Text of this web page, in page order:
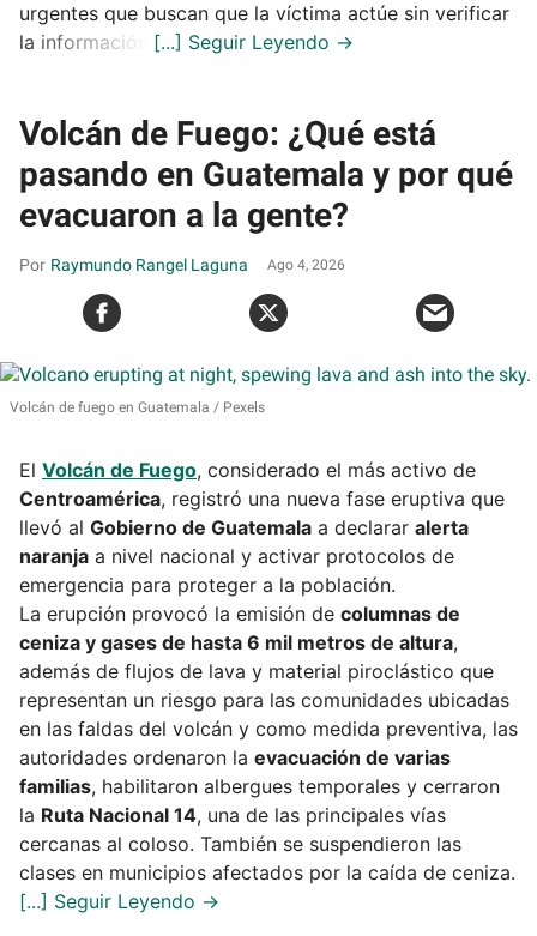
urgentes que buscan que la víctima actúe sin verificar
la información.
Volcán de Fuego: ¿Qué está
pasando en Guatemala y por qué
evacuaron a la gente?
Raymundo Rangel Laguna Ago 4, 2026
Volcán de fuego en Guatemala Pexels
El Volcán de Fuego, considerado el más activo de
Centroamérica, registró una nueva fase eruptiva que
llevó al Gobierno de Guatemala a declarar alerta
naranja a nivel nacional y activar protocolos de
emergencia para proteger a la población.
La erupción provocó la emisión de columnas de
ceniza y gases de hasta 6 mil metros de altura,
además de flujos de lava y material piroclástico que
representan un riesgo para las comunidades ubicadas
en las faldas del volcán y como medida preventiva, las
autoridades ordenaron la evacuación de varias
familias, habilitaron albergues temporales y cerraron
la Ruta Nacional 14, una de las principales vías
cercanas al coloso. También se suspendieron las
clases en municipios afectados por la caída de ceniza.